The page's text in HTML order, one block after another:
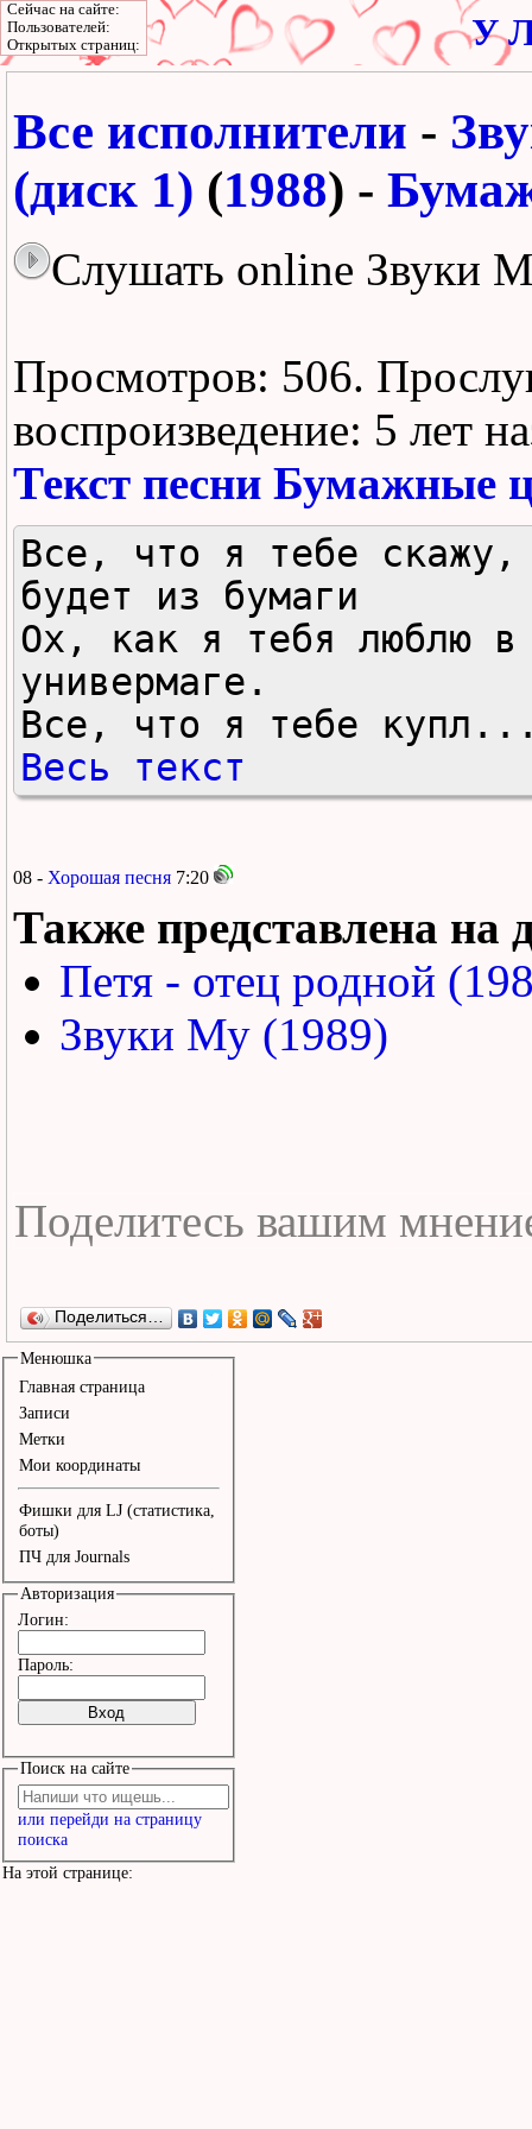
У
Все исполнители -
(диск 1) (1988) -
Слушать online Звуки
Просмотров: 506.
воспроизведение: 5 лет
Текст песни Бумажные
Все, что я тебе скажу,
будет из бумаги
Ох, как я тебя люблю в
универмаге.
Все, что я тебе
Весь текст
08 - Хорошая песня 7:20
Также представлена на
Петя - отец родной
Звуки Му (1989)
Поделиться…
Менюшка
Главная страница
Записи
Метки
Мои координаты
Фишки для LJ (статистика,
боты)
ПЧ для Journals
Авторизация
Логин:
Пароль:
Поиск на сайте
или перейди на страницу
поиска
На этой странице:
Сейчас на сайте:
Пользователей:
Открытых страниц: